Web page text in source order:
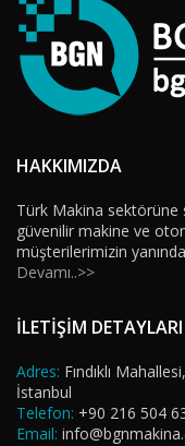
HAKKIMIZDA
Türk Makina sektörüne
güvenilir makine ve
müşterilerimizin
Devamı..>>
İLETİŞİM DETAYLARI
Adres: Fındıklı
İstanbul
Telefon: +90 216 504
Email: